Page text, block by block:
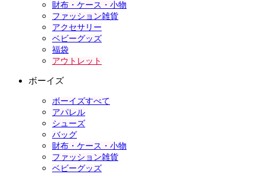
財布・ケース・小物
ファッション雑貨
アクセサリー
ベビーグッズ
福袋
アウトレット
ボーイズ
ボーイズすべて
アパレル
シューズ
バッグ
財布・ケース・小物
ファッション雑貨
ベビーグッズ